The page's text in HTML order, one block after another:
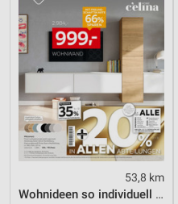
53,8 km
Wohnideen so individuell wie du!